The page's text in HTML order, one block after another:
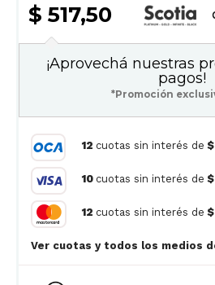
$ 517,50
¡Aprovechá nuestras
pagos!
*Promoción
12 cuotas sin interés de
10 cuotas sin interés de
12 cuotas sin interés de
Ver cuotas y todos